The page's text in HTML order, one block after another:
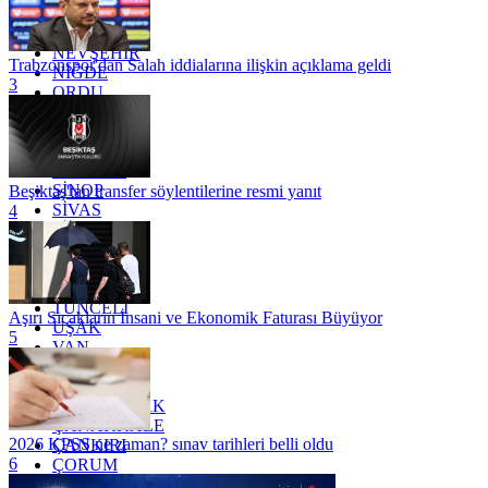
MUĞLA
MUŞ
NEVŞEHİR
NİĞDE
ORDU
OSMANİYE
RİZE
SAKARYA
SİNOP
SİVAS
SİİRT
TEKİRDAĞ
TOKAT
TRABZON
TUNCELİ
UŞAK
VAN
YALOVA
YOZGAT
ZONGULDAK
ÇANAKKALE
ÇANKIRI
ÇORUM
İSTANBUL
Trabzonspor'dan Salah iddialarına ilişkin açıklama geldi
3
Beşiktaş'tan transfer söylentilerine resmi yanıt
4
Aşırı Sıcakların İnsani ve Ekonomik Faturası Büyüyor
5
2026 KPSS ne zaman? sınav tarihleri belli oldu
6